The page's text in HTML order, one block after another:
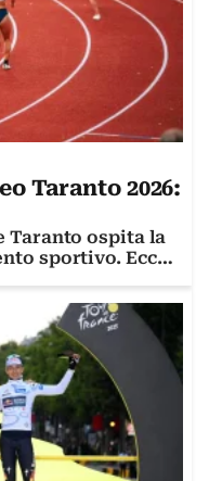
Taranto 2026:
Taranto ospita la
sportivo. Ecco